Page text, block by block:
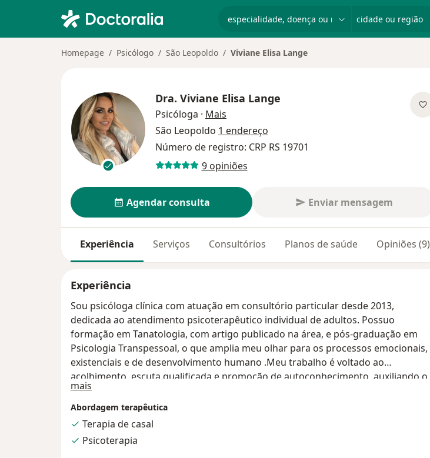
Homepage Psicólogo São Leopoldo Viviane Elisa Lange
Dra. Viviane Elisa Lange
Psicóloga · Mais
São Leopoldo 1 endereço
Número de registro: CRP RS 19701
9 opiniões
Agendar consulta Enviar mensagem
Experiência Serviços Consultórios Planos de saúde Opiniões (9)
Experiência
Sou psicóloga clínica com atuação em consultório particular desde 2013,
dedicada ao atendimento psicoterapêutico individual de adultos. Possuo
formação em Tanatologia, com artigo publicado na área, e pós-graduação em
Psicologia Transpessoal, o que amplia meu olhar para os processos emocionais,
existenciais e de desenvolvimento humano .Meu trabalho é voltado ao
acolhimento, escuta qualificada e promoção de autoconhecimento, auxiliando o
paciente no enfrentamento de questões emocionais, relacionamentos, perdas e
momentos de transição da vida. Atendo principalmente demandas como
ansiedade, luto, questões afetivas e processos de autoconhecimento.
mais
Abordagem terapêutica
Terapia de casal
Psicoterapia